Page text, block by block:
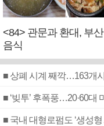
<84> 관문과 환대, 부
음식
■ 상폐 시계 째깍…163개
■ ‘빚투’ 후폭풍…20·60대
■ 국내 대형로펌도 ‘생성형